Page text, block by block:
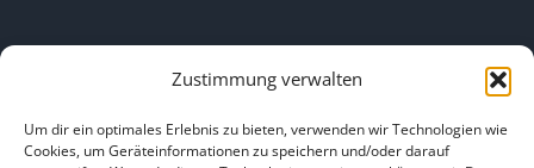
Zustimmung verwalten
Um dir ein optimales Erlebnis zu bieten, verwenden wir Technologien wie
Cookies, um Geräteinformationen zu speichern und/oder darauf